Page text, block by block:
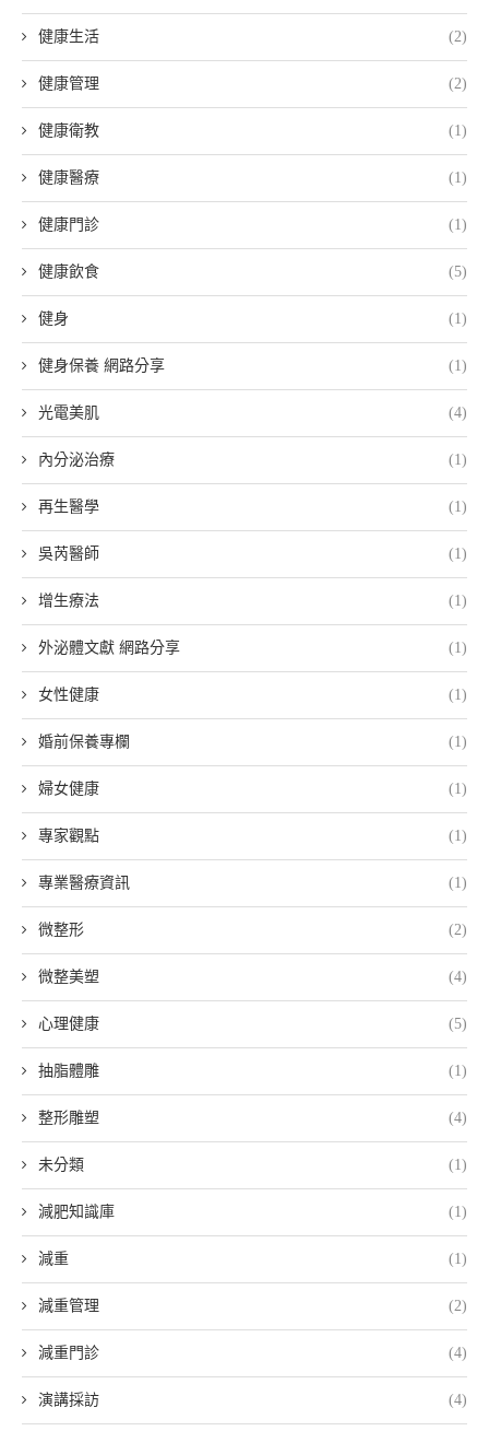
健康生活 (2)
健康管理 (2)
健康衛教 (1)
健康醫療 (1)
健康門診 (1)
健康飲食 (5)
健身 (1)
健身保養 網路分享 (1)
光電美肌 (4)
內分泌治療 (1)
再生醫學 (1)
吳芮醫師 (1)
增生療法 (1)
外泌體文獻 網路分享 (1)
女性健康 (1)
婚前保養專欄 (1)
婦女健康 (1)
專家觀點 (1)
專業醫療資訊 (1)
微整形 (2)
微整美塑 (4)
心理健康 (5)
抽脂體雕 (1)
整形雕塑 (4)
未分類 (1)
減肥知識庫 (1)
減重 (1)
減重管理 (2)
減重門診 (4)
演講採訪 (4)